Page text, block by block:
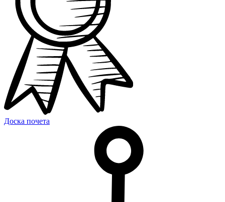
Доска почета